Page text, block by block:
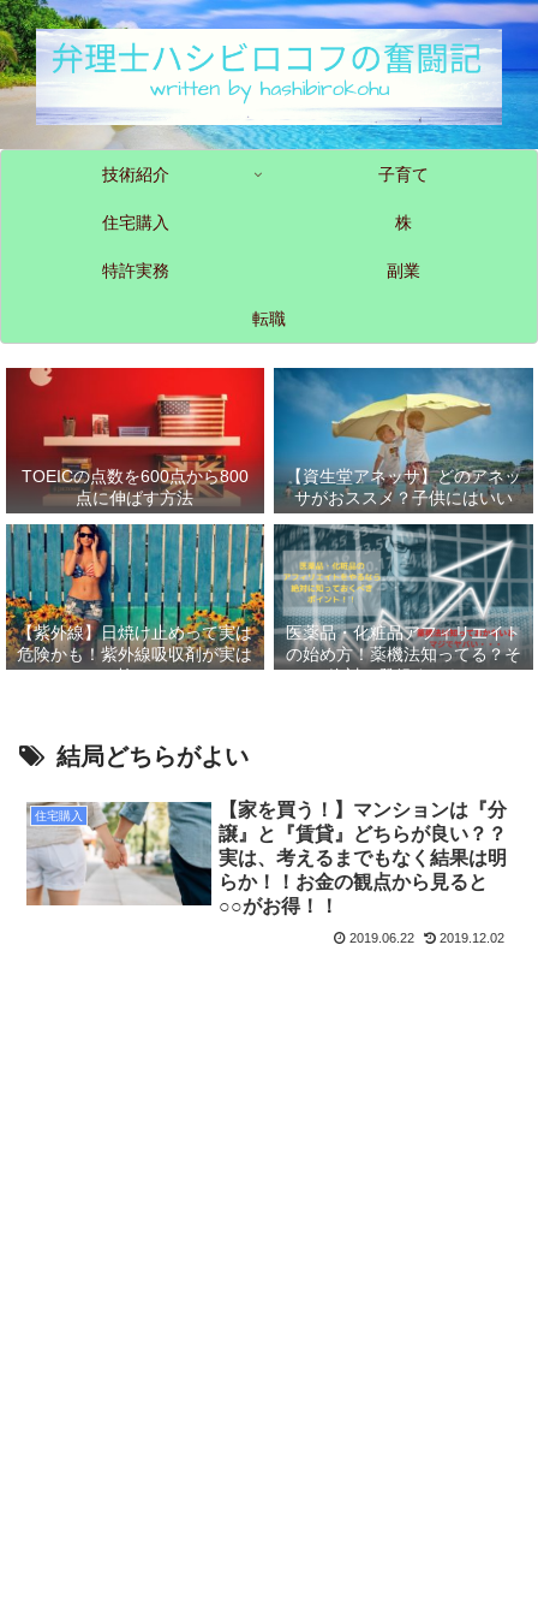
技術紹介 子育て
住宅購入 株
特許実務 副業
転職
TOEICの点数を600点から800
点に伸ばす方法
【資生堂アネッサ】どのアネッ
サがおススメ？子供にはいい
の？
【紫外線】日焼け止めって実は
危険かも！紫外線吸収剤が実は
怖い
医薬品・化粧品アフィリエイト
の始め方！薬機法知ってる？そ
して絶対に登録すべきASP６
結局どちらがよい
住宅購入
【家を買う！】マンションは『分
譲』と『賃貸』どちらが良い？？
実は、考えるまでもなく結果は明
らか！！お金の観点から見ると
○○がお得！！
2019.06.22 2019.12.02